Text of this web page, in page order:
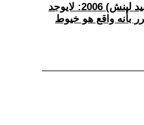
(24) امبراطورية الداخل (ديفيد لينش) 2006: لايوجد
بأنه واقع هو خيوط